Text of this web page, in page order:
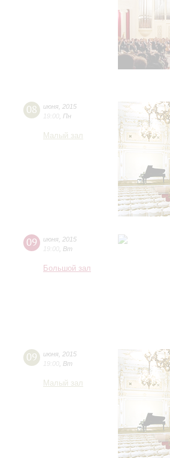
08 июня 2015
19:00 Пн
Малый зал
09 июня 2015
19:00 Вт
Большой зал
09 июня 2015
19:00 Вт
Малый зал